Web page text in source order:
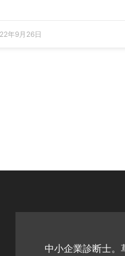
年9月26日
中小企業診断士。